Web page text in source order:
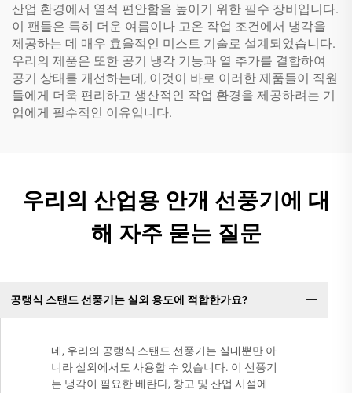
산업 환경에서 열적 편안함을 높이기 위한 필수 장비입니다.
이 팬들은 특히 더운 여름이나 고온 작업 조건에서 냉각을
제공하는 데 매우 효율적인 미스트 기술로 설계되었습니다.
우리의 제품은 또한 공기 냉각 기능과 열 추가를 결합하여
공기 상태를 개선하는데, 이것이 바로 이러한 제품들이 직원
들에게 더욱 편리하고 생산적인 작업 환경을 제공하려는 기
업에게 필수적인 이유입니다.
우리의 산업용 안개 선풍기에 대
해 자주 묻는 질문
공랭식 스탠드 선풍기는 실외 용도에 적합한가요?
네, 우리의 공랭식 스탠드 선풍기는 실내뿐만 아
니라 실외에서도 사용할 수 있습니다. 이 선풍기
는 냉각이 필요한 베란다, 창고 및 산업 시설에